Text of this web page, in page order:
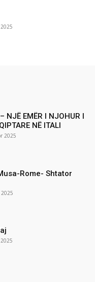
NJË EMËR I NJOHUR I
NË ITALI
2025
Rome- Shtator